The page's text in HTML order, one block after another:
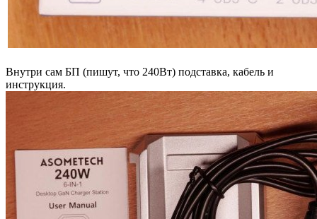
Внутри сам БП (пишут, что 240Вт) подставка, кабель и
инструкция.